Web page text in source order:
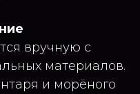
вручную с
материалов.
и морёного